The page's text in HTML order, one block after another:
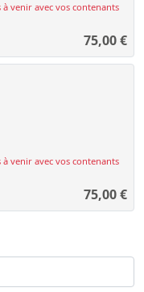
venir avec vos contenants
75,00€
venir avec vos contenants
75,00€